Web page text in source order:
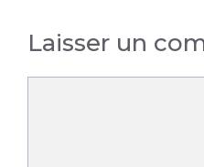
Laisser un